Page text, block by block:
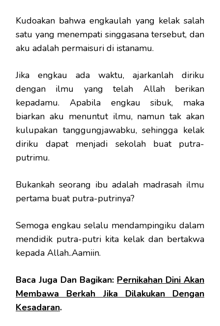
Kudoakan bahwa engkaulah yang kelak salah
satu yang menempati singgasana tersebut, dan
aku adalah permaisuri di istanamu.
Jika engkau ada waktu, ajarkanlah diriku
dengan ilmu yang telah Allah berikan
kepadamu. Apabila engkau sibuk, maka
biarkan aku menuntut ilmu, namun tak akan
kulupakan tanggungjawabku, sehingga kelak
diriku dapat menjadi sekolah buat putra-
putrimu.
Bukankah seorang ibu adalah madrasah ilmu
pertama buat putra-putrinya?
Semoga engkau selalu mendampingiku dalam
mendidik putra-putri kita kelak dan bertakwa
kepada Allah..Aamiin.
Baca Juga Dan Bagikan: Pernikahan Dini Akan
Membawa Berkah Jika Dilakukan Dengan
Kesadaran.